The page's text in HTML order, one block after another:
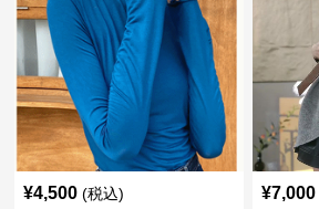
¥4,500 (税込) ¥7,000